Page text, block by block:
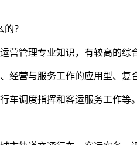
？
营管理专业知识，有较高的综
经营与服务工作的应用型、复
车调度指挥和客运服务工作等。